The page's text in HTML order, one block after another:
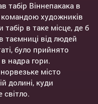
табір Віннепакака в
художників
в таке місце, де б
таємниці від людей
було прийнято
надра гори.
місто
долині, куди